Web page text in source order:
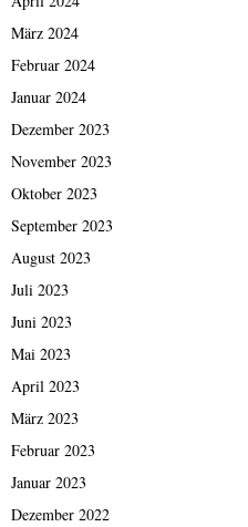
März 2024
Februar 2024
Januar 2024
Dezember 2023
November 2023
Oktober 2023
September 2023
August 2023
Juli 2023
Juni 2023
Mai 2023
April 2023
März 2023
Februar 2023
Januar 2023
Dezember 2022